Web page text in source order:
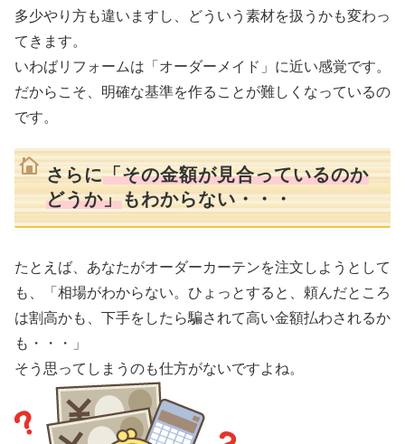
多少やり方も違いますし、どういう素材を扱うかも変わっ
てきます。
いわばリフォームは「オーダーメイド」に近い感覚です。
だからこそ、明確な基準を作ることが難しくなっているの
です。
さらに「その金額が見合っているのか
どうか」もわからない・・・
たとえば、あなたがオーダーカーテンを注文しようとして
も、「相場がわからない。ひょっとすると、頼んだところ
は割高かも、下手をしたら騙されて高い金額払わされるか
も・・・」
そう思ってしまうのも仕方がないですよね。